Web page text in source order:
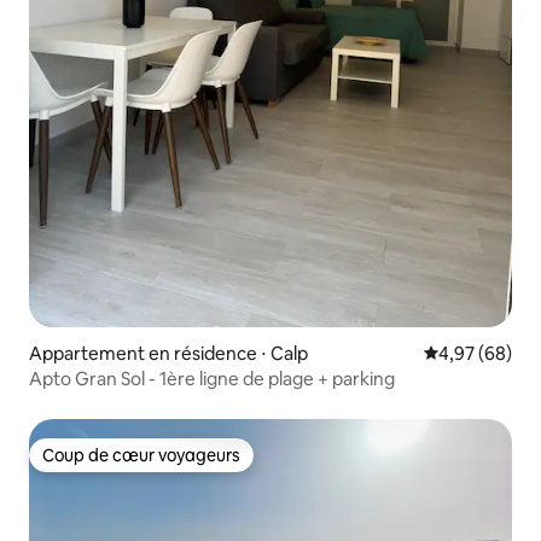
Appartement en résidence ⋅ Calp Évaluation
4,97 (68)
Apto Gran Sol - 1ère ligne de plage + parking
Coup de cœur voyageurs
Coup de cœur voyageurs